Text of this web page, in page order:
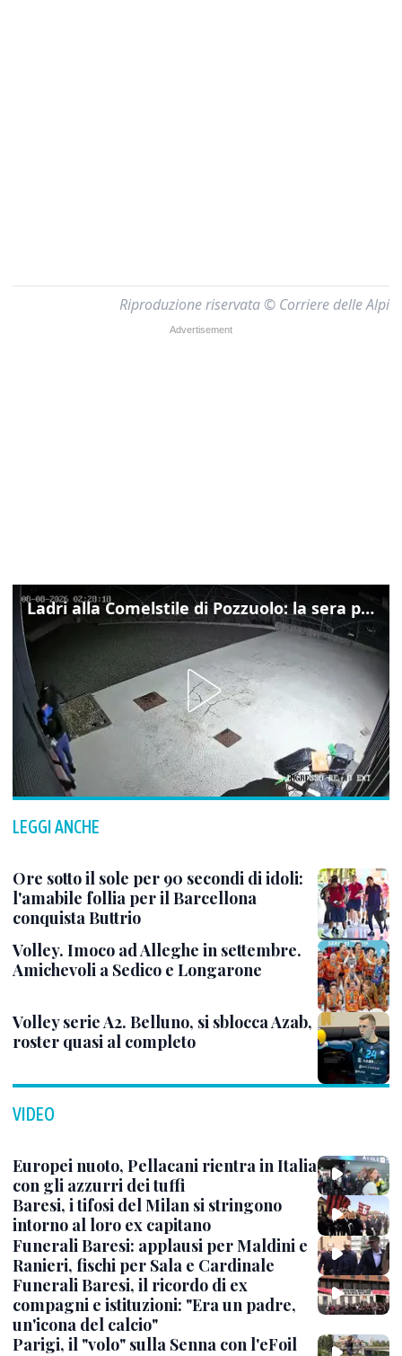
Riproduzione riservata © Corriere delle Alpi
Ladri alla Comelstile di Pozzuolo: la sera prima il tentato furto a Buja, ecco le immagini
LEGGI ANCHE
Ore sotto il sole per 90 secondi di idoli:
l'amabile follia per il Barcellona
conquista Buttrio
Volley. Imoco ad Alleghe in settembre.
Amichevoli a Sedico e Longarone
Volley serie A2. Belluno, si sblocca Azab,
roster quasi al completo
VIDEO
Europei nuoto, Pellacani rientra in Italia
con gli azzurri dei tuffi
Baresi, i tifosi del Milan si stringono
intorno al loro ex capitano
Funerali Baresi: applausi per Maldini e
Ranieri, fischi per Sala e Cardinale
Funerali Baresi, il ricordo di ex
compagni e istituzioni: "Era un padre,
un'icona del calcio"
Parigi, il "volo" sulla Senna con l'eFoil